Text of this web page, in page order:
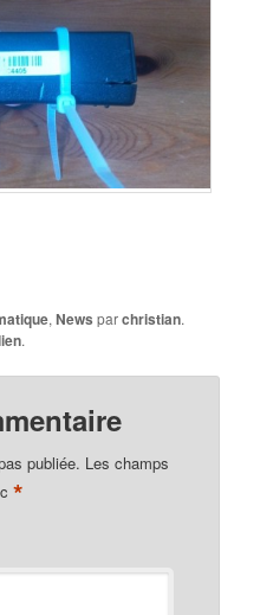
,News parchristian.
.
publiée. Les champs
*